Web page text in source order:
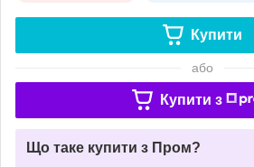
Купити
або
Купити з
Що таке купити з Пром?